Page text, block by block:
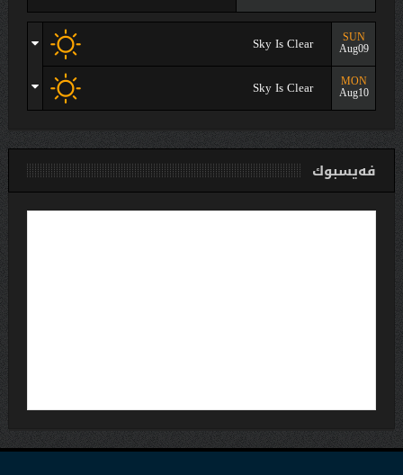
SUN
Aug09
Sky Is Clear
MON
Aug10
Sky Is Clear
فەیسبوك